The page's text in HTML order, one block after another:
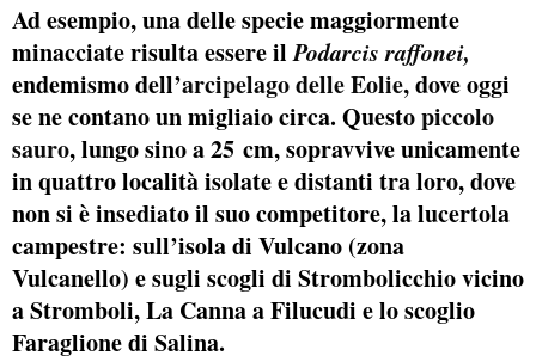
Ad esempio, una delle specie maggiormente
minacciate risulta essere ilPodarcis raffonei,
endemismo dell’arcipelago delle Eolie,dove oggi
se ne contano un migliaio circa. Questopiccolo
sauro, lungo sino a 25 cm, sopravvive unicamente
in quattro località isolate e distanti tra loro, dove
non si è insediato il suo competitore, la lucertola
campestre: sull’isola di Vulcano (zona
Vulcanello) e sugli scogli di Strombolicchio vicino
a Stromboli, La Canna a Filucudi e lo scoglio
Faraglione di Salina.